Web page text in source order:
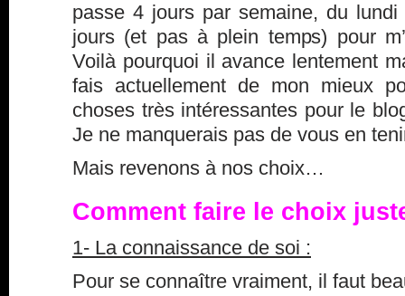
passe 4 jours par semaine, du
jours (et pas à plein temps) pour
Voilà pourquoi il avance lentement
fais actuellement de mon mieux
choses très intéressantes pour le
Je ne manquerais pas de vous en
Mais revenons à nos choix…
Comment faire le choix
1- La connaissance de soi :
Pour se connaître vraiment, il faut